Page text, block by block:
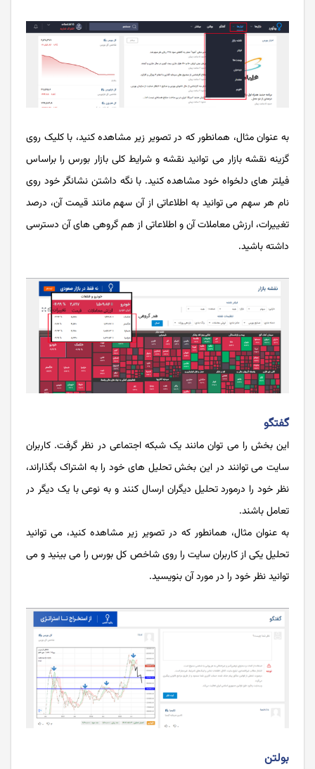
به عنوان مثال، همانطور که در تصویر زیر مشاهده کنید، با کلیک روی
گزینه نقشه بازار می توانید نقشه و شرایط کلی بازار بورس را براساس
فیلتر های دلخواه خود مشاهده کنید. با نگه داشتن نشانگر خود روی
نام هر سهم می توانید به اطلاعاتی از آن سهم مانند قیمت آن، درصد
تغییرات، ارزش معاملات آن و اطلاعاتی از هم گروهی های آن دسترسی
داشته باشید.
گفتگو
این بخش را می توان مانند یک شبکه اجتماعی در نظر گرفت. کاربران
سایت می توانند در این بخش تحلیل های خود را به اشتراک بگذاراند،
نظر خود را درمورد تحلیل دیگران ارسال کنند و به نوعی با یک دیگر در
تعامل باشند.
به عنوان مثال، همانطور که در تصویر زیر مشاهده کنید، می توانید
تحلیل یکی از کاربران سایت را روی شاخص کل بورس را می بینید و می
توانید نظر خود را در مورد آن بنویسید.
بولتن